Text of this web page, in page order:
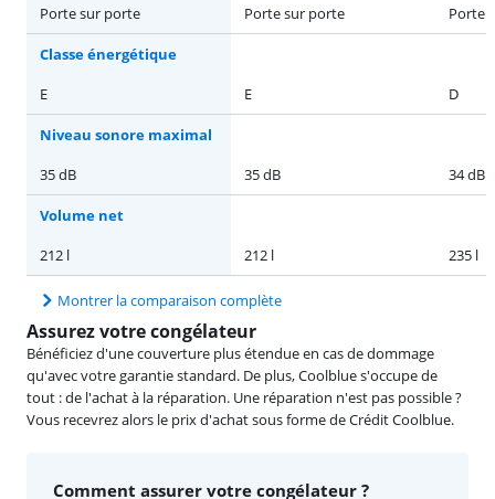
Porte sur porte
Porte sur porte Porte
Classe énergétique
E
E D
Niveau sonore maximal
35 dB
35 dB 34 dB
Volume net
212 l
212 l 235 l
Montrer la comparaison complète
Assurez votre congélateur
Bénéficiez d'une couverture plus étendue en cas de dommage
qu'avec votre garantie standard. De plus, Coolblue s'occupe de
tout : de l'achat à la réparation. Une réparation n'est pas possible ?
Vous recevrez alors le prix d'achat sous forme de Crédit Coolblue.
Comment assurer votre congélateur ?